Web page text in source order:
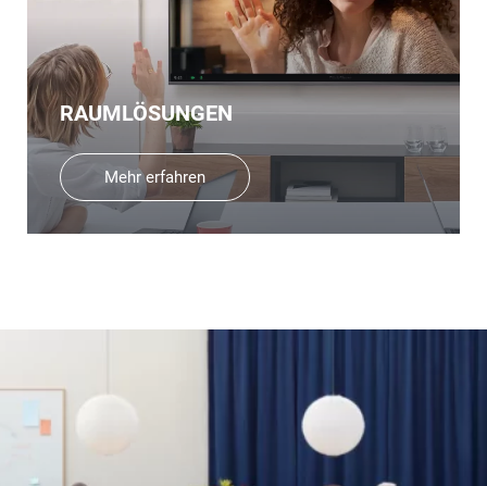
RAUMLÖSUNGEN
Mehr erfahren